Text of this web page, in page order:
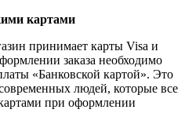
картами
принимает карты Visa и
заказа необходимо
«Банковской картой». Это
людей, которые все
при оформлении